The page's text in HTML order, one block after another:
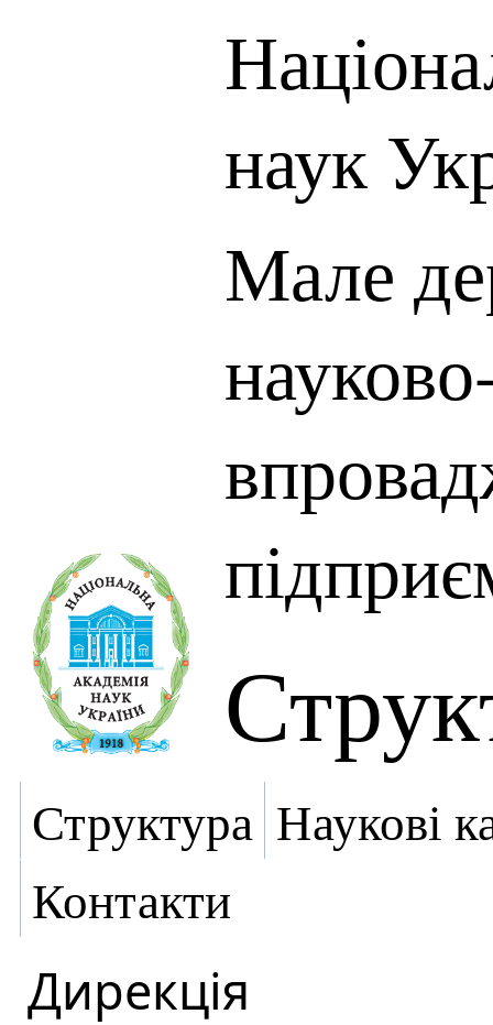
наук
Мале
Структура Наукові
Контакти
Дирекція